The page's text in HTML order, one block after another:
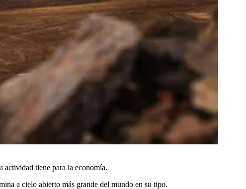
actividad tiene para la economía.
a cielo abierto más grande del mundo en su tipo.